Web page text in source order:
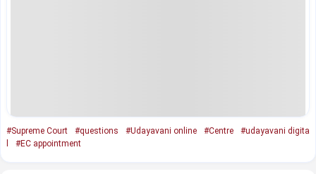
#Supreme Court #questions #Udayavani online #Centre
#udayavani digita
#EC appointment